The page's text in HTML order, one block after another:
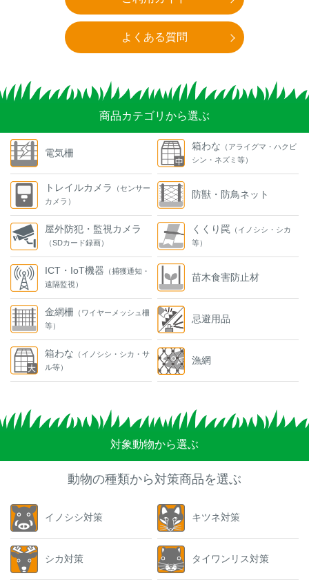
よくある質問
商品カテゴリから選ぶ
電気柵
トレイルカメラ
（センサー
カメラ）
屋外防犯・監視カメラ
（SDカード録画）
ICT・IoT機器 （捕獲通知・
遠隔監視）
金網柵 （ワイヤーメッシュ柵
等）
箱わな （イノシシ・シカ・サ
ル等）
箱わな （アライグマ・ハクビ
シン・ネズミ等）
防獣・防鳥ネット
くくり罠 （イノシシ・シカ
等）
苗木食害防止材
忌避用品
漁網
対象動物から選ぶ
動物の種類から対策商品を選ぶ
イノシシ対策
シカ対策
キツネ対策
タイワンリス対策